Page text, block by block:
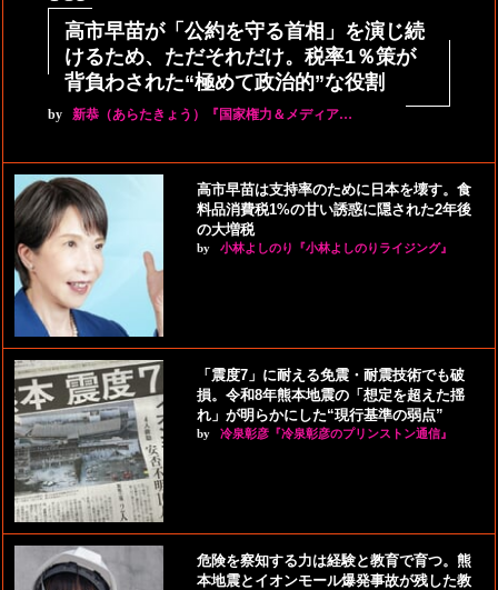
高市早苗が「公約を守る首相」を演じ続
けるため、ただそれだけ。税率1％策が
背負わされた“極めて政治的”な役割
by 新恭（あらたきょう）『国家権力＆メディア…
高市早苗は支持率のために日本を壊す。食
料品消費税1%の甘い誘惑に隠された2年後
の大増税
by 小林よしのり『小林よしのりライジング』
「震度7」に耐える免震・耐震技術でも破
損。令和8年熊本地震の「想定を超えた揺
れ」が明らかにした“現行基準の弱点”
by 冷泉彰彦『冷泉彰彦のプリンストン通信』
危険を察知する力は経験と教育で育つ。熊
本地震とイオンモール爆発事故が残した教